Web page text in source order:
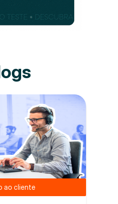
ao cliente